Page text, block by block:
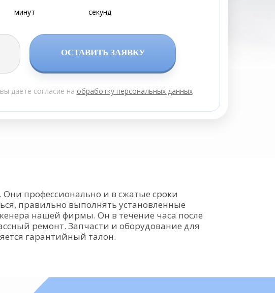
ОСТАВИТЬ ЗАЯВКУ
даёте согласие на обработку персональных данных
секунд
минут
профессионально и в сжатые сроки
правильно выполнять установленные
нашей фирмы. Он в течение часа после
ремонт. Запчасти и оборудование для
гарантийный талон.